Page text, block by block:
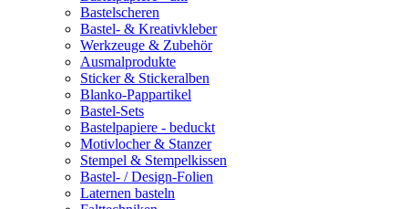
Bastelscheren
Bastel- & Kreativkleber
Werkzeuge & Zubehör
Ausmalprodukte
Sticker & Stickeralben
Blanko-Pappartikel
Bastel-Sets
Bastelpapiere - beduckt
Motivlocher & Stanzer
Stempel & Stempelkissen
Bastel- / Design-Folien
Laternen basteln